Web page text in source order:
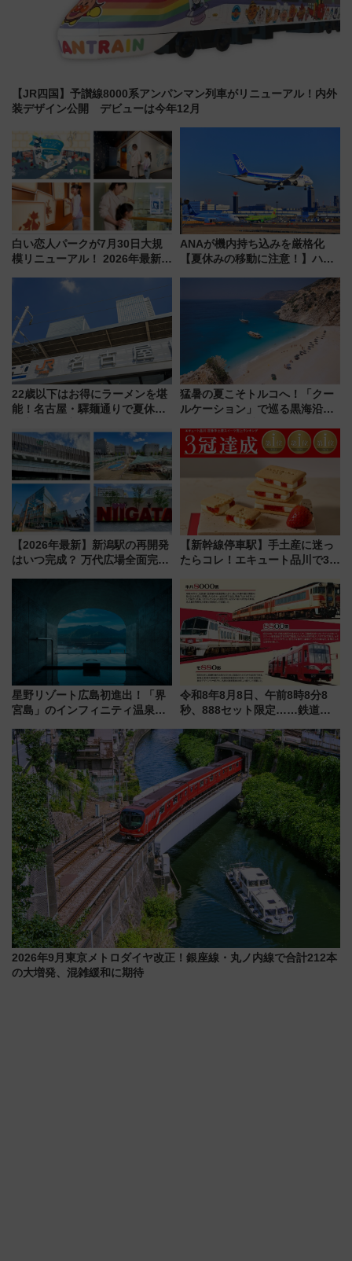
【JR四国】予讃線8000系アンパンマン列車がリニューアル！内外
装デザイン公開 デビューは今年12月
白い恋人パークが7月30日大規
模リニューアル！ 2026年最新の
と料金・アクセスを徹底解説
（札幌市）
ANAが機内持ち込みを厳格化
【夏休みの移動に注意！】ハン
「身の回り品」新サイズ制限
(40×30×20cm)おさらい
22歳以下はお得にラーメンを堪
能！名古屋・驛麺通りで夏休み
よりスタート
猛暑の夏こそトルコへ！「クー
ルケーション」で巡る黒海沿岸
連検索数が前年比237％増、ナ
ショジオも認める『2026年に訪
れるべき世界の旅先』
【2026年最新】新潟駅の再開発
はいつ完成？ 万代広場全面完成
【新幹線停車駅】手土産に迷っ
たらコレ！エキュート品川で3年
産スイーツとは？
星野リゾート広島初進出！「界
宮島」のインフィニティ温泉と
宿泊料金・アクセスは？（2026
年7月23日開業）
令和8年8月8日、午前8時8分8
秒、888セット限定……鉄道各
たち
2026年9月東京メトロダイヤ改正！銀座線・丸ノ内線で合計212本
の大増発、混雑緩和に期待